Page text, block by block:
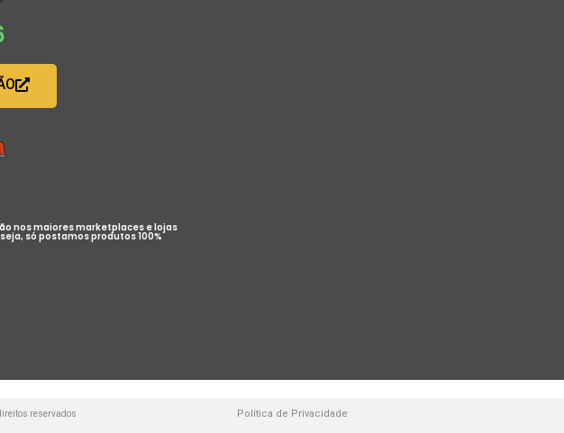
nos maiores marketplaces e lojas
só postamos produtos 100%
reservados Política de Privacidade